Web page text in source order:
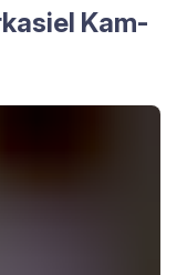
Kam­